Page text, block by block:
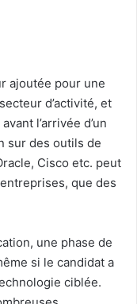
ajoutée pour une
d’activité, et
l’arrivée d’un
sur des outils de
Cisco etc. peut
que des
une phase de
si le candidat a
ciblée.